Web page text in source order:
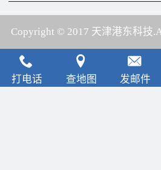
Copyright © 2017 天津港东科技
犀牛云提供云计算服务
打电话 查地图 发邮件